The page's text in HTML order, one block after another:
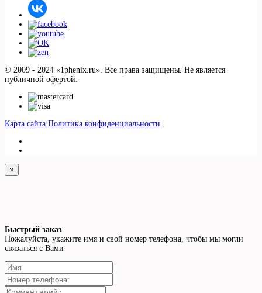
© 2009 - 2024 «1phenix.ru». Все права защищены. Не является
публичной офертой.
Карта сайта Политика конфиденциальности
×
Быстрый заказ
Пожалуйста, укажите имя и свой номер телефона, чтобы мы могли
связаться с Вами